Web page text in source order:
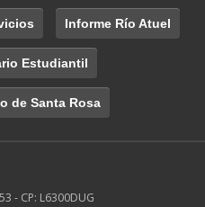
Informe Río Atuel
Estudiantil
de Santa Rosa
- CP: L6300DUG